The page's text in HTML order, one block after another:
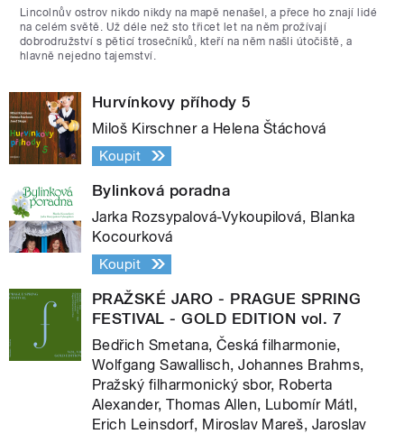
Lincolnův ostrov nikdo nikdy na mapě nenašel, a přece ho znají lidé
na celém světě. Už déle než sto třicet let na něm prožívají
dobrodružství s pěticí trosečníků, kteří na něm našli útočiště, a
hlavně nejedno tajemství.
Hurvínkovy příhody 5
Miloš Kirschner a Helena Štáchová
Koupit
Bylinková poradna
Jarka Rozsypalová-Vykoupilová, Blanka
Kocourková
Koupit
PRAŽSKÉ JARO - PRAGUE SPRING
FESTIVAL - GOLD EDITION vol. 7
Bedřich Smetana, Česká filharmonie,
Wolfgang Sawallisch, Johannes Brahms,
Pražský filharmonický sbor, Roberta
Alexander, Thomas Allen, Lubomír Mátl,
Erich Leinsdorf, Miroslav Mareš, Jaroslav